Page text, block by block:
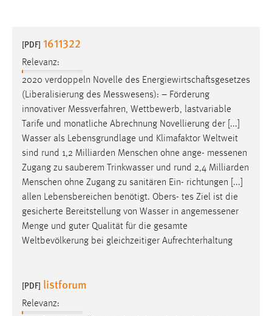
[PDF] 1611322
Relevanz:
2020 verdoppeln Novelle des Energiewirtschaftsgesetzes
(Liberalisierung des Messwesens): – Förderung
innovativer Messverfahren, Wettbewerb, lastvariable
Tarife und monatliche Abrechnung Novellierung der [...]
Wasser als Lebensgrundlage und Klimafaktor Weltweit
sind rund 1,2 Milliarden Menschen ohne ange- messenen
Zugang zu sauberem Trinkwasser und rund 2,4 Milliarden
Menschen ohne Zugang zu sanitären Ein- richtungen [...]
allen Lebensbereichen benötigt. Obers- tes Ziel ist die
gesicherte Bereitstellung von Wasser in angemessener
Menge und guter Qualität für die gesamte
Weltbevölkerung bei gleichzeitiger Aufrechterhaltung
[PDF] listforum
Relevanz:
Performance
Name:
Zweck:
Für performante Seitenauslieferung wird in diesem Cookie
gespeichert, ob man eingeloggt ist.
Sprachpräferenz
Name:
site-language-preference
Zweck:
Cookie Laufzeit: